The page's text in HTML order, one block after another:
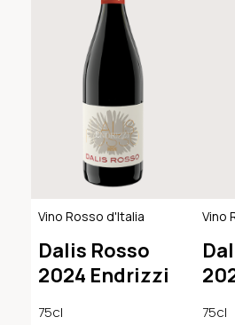
Vino Rosso d'Italia
Dalis Rosso
2024 Endrizzi
75cl
Vino
75cl